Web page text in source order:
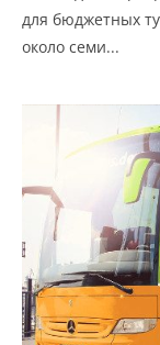
для бюджетных
около семи...